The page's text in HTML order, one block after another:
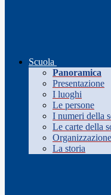
Scuola
Panoramica
Presentazione
I luoghi
Le persone
I numeri della
Le carte della
Organizzazione
La storia